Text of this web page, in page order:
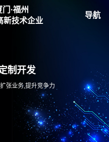
门·福州
新技术企业
导航
制开发
张业务,提升竞争力